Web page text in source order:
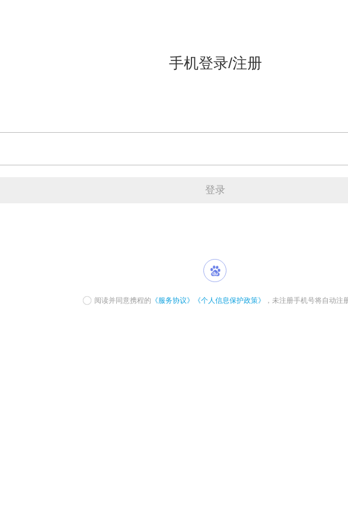
手机登录/注册
登录
阅读并同意携程的 《服务协议》 《个人信息保护政策》 ，未注册手机号将自动注